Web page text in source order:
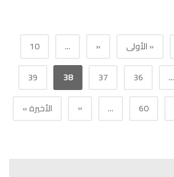
« الأولى «
...
10
...
36
37
38
39
60
...
» الأخيرة »